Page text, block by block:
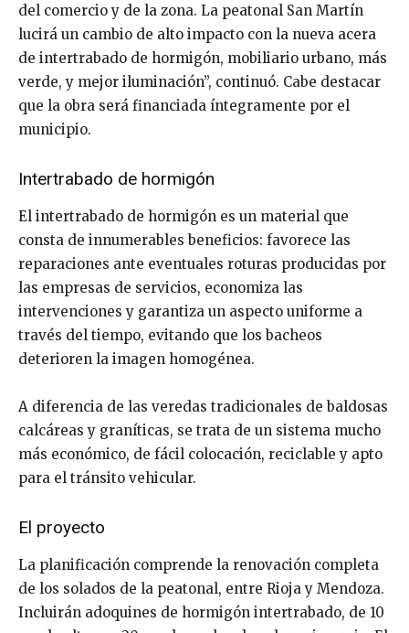
del comercio y de la zona. La peatonal San Martín
lucirá un cambio de alto impacto con la nueva acera
de intertrabado de hormigón, mobiliario urbano, más
verde, y mejor iluminación”, continuó. Cabe destacar
que la obra será financiada íntegramente por el
municipio.
Intertrabado de hormigón
El intertrabado de hormigón es un material que
consta de innumerables beneficios: favorece las
reparaciones ante eventuales roturas producidas por
las empresas de servicios, economiza las
intervenciones y garantiza un aspecto uniforme a
través del tiempo, evitando que los bacheos
deterioren la imagen homogénea.
A diferencia de las veredas tradicionales de baldosas
calcáreas y graníticas, se trata de un sistema mucho
más económico, de fácil colocación, reciclable y apto
para el tránsito vehicular.
El proyecto
La planificación comprende la renovación completa
de los solados de la peatonal, entre Rioja y Mendoza.
Incluirán adoquines de hormigón intertrabado, de 10